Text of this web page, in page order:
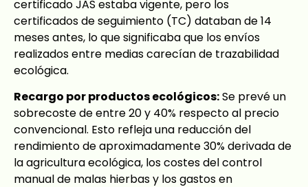
certificado JAS estaba vigente, pero los
certificados de seguimiento (TC) databan de 14
meses antes, lo que significaba que los envíos
realizados entre medias carecían de trazabilidad
ecológica.
Recargo por productos ecológicos:Se prevé un
sobrecoste de entre 20 y 40% respecto al precio
convencional. Esto refleja una reducción del
rendimiento de aproximadamente 30% derivada de
la agricultura ecológica, los costes del control
manual de malas hierbas y los gastos en